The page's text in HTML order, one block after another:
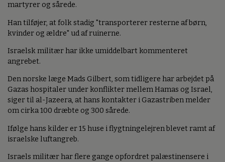
martyrer og sårede.
Han tilføjer, at folk stadig "transporterer resterne af børn,
kvinder og ældre" ud af ruinerne.
Israelsk militær har ikke umiddelbart kommenteret
angrebet.
Den norske læge Mads Gilbert, som tidligere har arbejdet på
Gazas hospitaler under konflikter mellem Hamas og Israel,
siger til al-Jazeera, at hans kontakter i Gazastriben melder
om cirka 100 dræbte og 300 sårede.
Ifølge hans kilder er 15 huse i flygtningelejren blevet ramt af
israelske luftangreb.
Israels militær har flere gange opfordret palæstinensere i